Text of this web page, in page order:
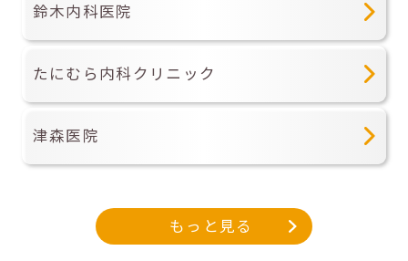
鈴木内科医院
たにむら内科クリニック
津森医院
もっと見る